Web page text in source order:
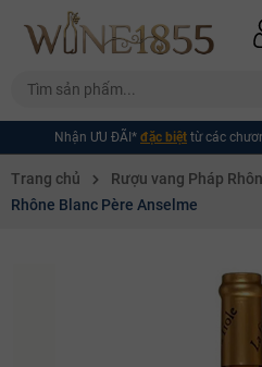
Nhận ƯU ĐÃI* đặc biệt từ các
Trang chủ Rượu vang Pháp
Rhône Blanc Père Anselme